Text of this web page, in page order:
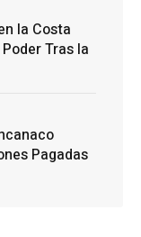
la Costa
Tras la
Pagadas